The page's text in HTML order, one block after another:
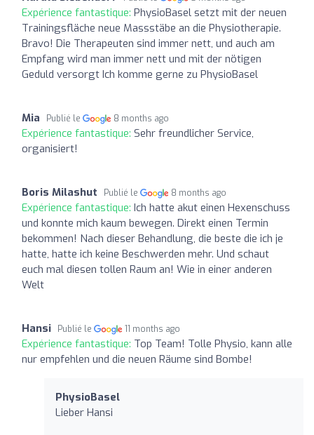
Expérience fantastique: PhysioBasel setzt mit der neuen
Trainingsfläche neue Massstäbe an die Physiotherapie.
Bravo! Die Therapeuten sind immer nett, und auch am
Empfang wird man immer nett und mit der nötigen
Geduld versorgt Ich komme gerne zu PhysioBasel
Mia Publié le 8 months ago
Expérience fantastique: Sehr freundlicher Service,
organisiert!
Boris Milashut Publié le 8 months ago
Expérience fantastique: Ich hatte akut einen Hexenschuss
und konnte mich kaum bewegen. Direkt einen Termin
bekommen! Nach dieser Behandlung, die beste die ich je
hatte, hatte ich keine Beschwerden mehr. Und schaut
euch mal diesen tollen Raum an! Wie in einer anderen
Welt
Hansi Publié le 11 months ago
Expérience fantastique: Top Team! Tolle Physio, kann alle
nur empfehlen und die neuen Räume sind Bombe!
PhysioBasel
Lieber Hansi